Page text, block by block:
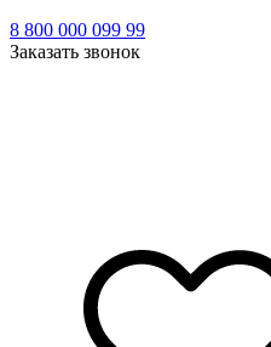
8 800 000 099 99
Заказать звонок